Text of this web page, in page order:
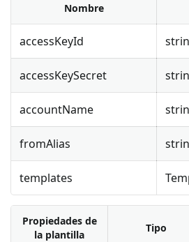
Nombre
accessKeyId
accessKeySecret
accountName
fromAlias
templates
Propiedades de
la plantilla
Tipo